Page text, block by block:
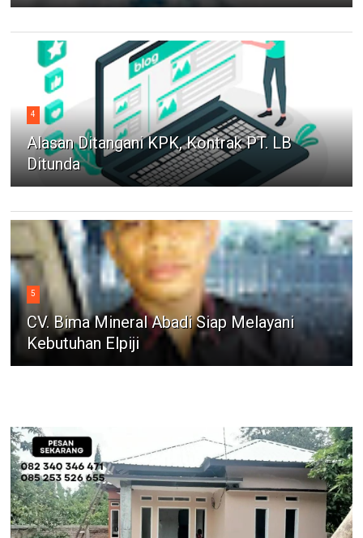
4
Alasan Ditangani KPK, Kontrak PT. LB
Ditunda
5
CV. Bima Mineral Abadi Siap Melayani
Kebutuhan Elpiji